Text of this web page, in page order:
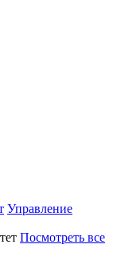
Управление
Посмотреть все